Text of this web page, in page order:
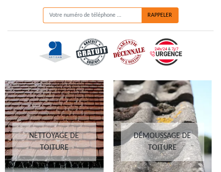
NETTOYAGE DE
TOITURE
DÉMOUSSAGE DE
TOITURE